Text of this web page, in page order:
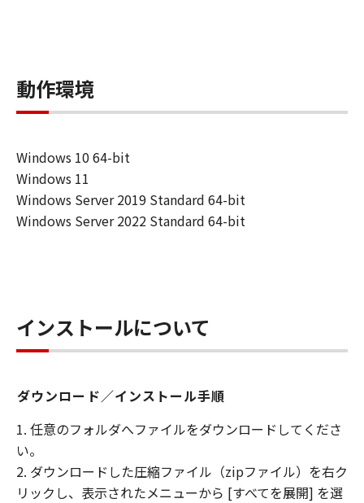
客様に対して許諾します。
(1-2) キヤノンは、お客様が「キヤノン製
ログラムを「キヤノン製品」にインストー
ルする目的のために、｢キヤノン製品｣に直
接またはネットワークを通じ接続されるコ
ンピュータにおいて、「本プログラム」を
しくは実行することのいずれも含むものと
します。）するための非独占的権利をお客
(2) お客様は、上記(1)に基づいて「本ファ
ームウェア」及び「本プログラム」を使用
するためのバックアップとして、「本ファ
部、複製することができます。
(3) 上記(1)および(2)に定める場合を除き、
動作環境
Windows 10 64-bit
Windows 11
Windows Server 2019 Standard 64-bit
Windows Server 2022 Standard 64-bit
インストールについて
ダウンロード／インストール手順
1. 任意のフォルダへファイルをダウンロードしてくださ
い。
2. ダウンロードした圧縮ファイル（zipファイル）を右ク
リックし、表示されたメニューから [すべてを展開] を選